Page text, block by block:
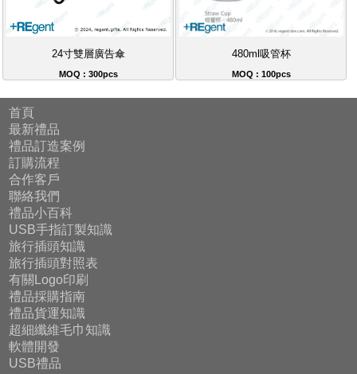
24寸雙層廣告傘
MOQ : 300pcs
480ml吸管杯
MOQ : 100pcs
首頁
最新禮品
禮品訂造案例
訂購流程
合作客戶
聯絡我們
禮品小百科
USB手指訂製知識
旅行插頭知識
旅行插頭對照表
有關Logo印刷
禮品採購指南
禮品貨運知識
超細纖維毛巾知識
軟體開發
USB禮品